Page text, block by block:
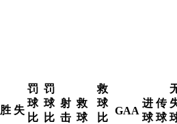
胜 失
罚
球
比
罚
球
比
射
击
救
球
救
球
比
GAA
进
球
传
球